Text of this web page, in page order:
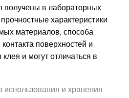
получены в лабораторных
характеристики
материалов, способа
поверхностей и
и могут отличаться в
использования и хранения